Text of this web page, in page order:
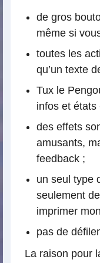
de gros
même si
toutes les
qu’un texte
Tux le
infos et états
des effets
amusants,
feedback ;
un seul type
seulement
imprimer
pas de
La raison pour